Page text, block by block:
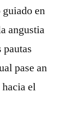
en
angustia
pase an
el